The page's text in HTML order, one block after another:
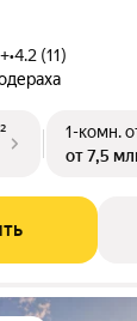
•4.2 (11)
1-комн.
от 7,5